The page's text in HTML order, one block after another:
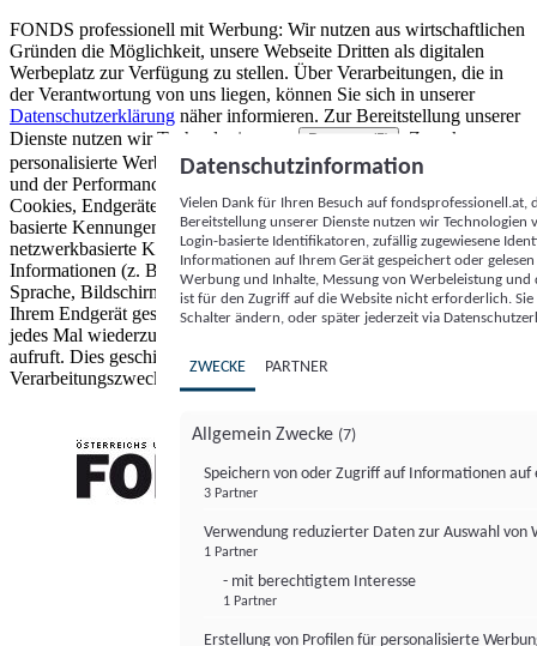
FONDS professionell mit Werbung: Wir nutzen aus wirtschaftlichen
Gründen die Möglichkeit, unsere Webseite Dritten als digitalen
Werbeplatz zur Verfügung zu stellen. Über Verarbeitungen, die in
der Verantwortung von uns liegen, können Sie sich in unserer
Datenschutzerklärung näher informieren. Zur Bereitstellung unserer
Dienste nutzen wir Technologien von
Partnern (5)
. Zwecke:
personalisierte Werbung und Inhalte, Messung von Werbeleistung
und der Performance von Inhalten sowie Zielgruppenforschung.
Cookies, Endgeräte- oder ähnliche Online-Kennungen (z. B. login-
basierte Kennungen, zufällig generierte Kennungen,
netzwerkbasierte Kennungen) können zusammen mit anderen
Informationen (z. B. Browsertyp und Browserinformationen,
Sprache, Bildschirmgröße, unterstützte Technologien usw.) auf
Ihrem Endgerät gespeichert oder von dort ausgelesen werden, um es
jedes Mal wiederzuerkennen, wenn es eine App oder einer Webseite
aufruft. Dies geschieht für einen oder mehrere der hier aufgeführten
Verarbeitungszwecke.
Datenschutzinformation
Vielen Dank für Ihren Besuch auf
Bereitstellung unserer Dienste nutzen wir Technologien
Login-basierte Identifikatoren, zufällig zugewiesene
Informationen auf Ihrem Gerät gespeichert oder
Werbung und Inhalte, Messung von Werbeleistung
ist für den Zugriff auf die Website nicht erforderlich.
Schalter ändern, oder später jederzeit via
ZWECKE PARTNER
Allgemein Zwecke (7)
Speichern von oder Zugriff auf Informationen auf
3 Partner
Verwendung reduzierter Daten zur Auswahl von
1 Partner
- mit berechtigtem Interesse
1 Partner
Erstellung von Profilen für personalisierte
FONDS professionell